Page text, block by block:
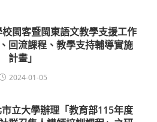
校閩客暨閩東語文教學支援工作
回流課程、教學支持輔導實施
計畫」
2024-01-05
立大學辦理「教育部115年度